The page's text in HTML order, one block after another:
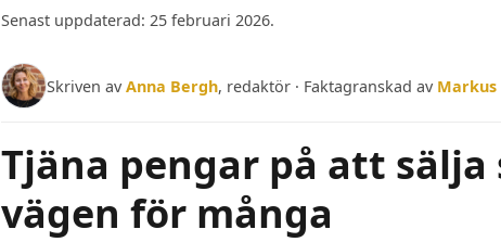
Senast uppdaterad: 25 februari 2026.
Skriven avAnna Bergh, redaktör · Faktagranskad av Markus
Tjäna pengar på att sälja
vägen för många